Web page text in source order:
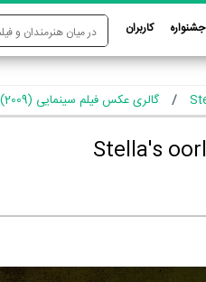
جشنواره کاربران
گالری عکس فیلم سینمایی Stella's oorlog (2009)